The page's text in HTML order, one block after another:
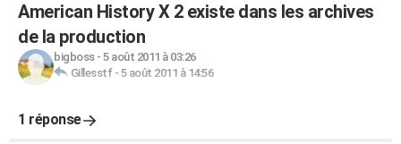
American History X 2 existe dans les archives
de la production
bigboss- 5 août 2011 à 03:26
Gillesstf- 5 août 2011 à 14:56
1 réponse